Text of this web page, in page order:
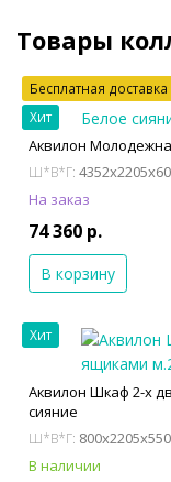
Товары
Хит
Бесплатная доставка
Аквилон
Ш*В*Г:
На заказ
74 360 р.
В корзину
Хит
Аквилон Шкаф 2-х
сияние
Ш*В*Г: 800x2205x550
В наличии